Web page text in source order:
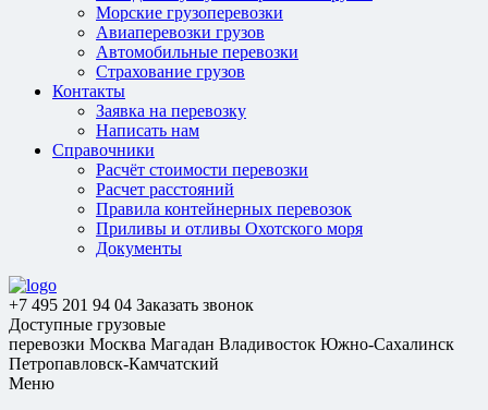
Морские грузоперевозки
Авиаперевозки грузов
Автомобильные перевозки
Страхование грузов
Контакты
Заявка на перевозку
Написать нам
Справочники
Расчёт стоимости перевозки
Расчет расстояний
Правила контейнерных перевозок
Приливы и отливы Охотского моря
Документы
+7 495 201 94 04 Заказать звонок
Доступные грузовые
перевозки Москва Магадан Владивосток Южно-Сахалинск
Петропавловск-Камчатский
Меню